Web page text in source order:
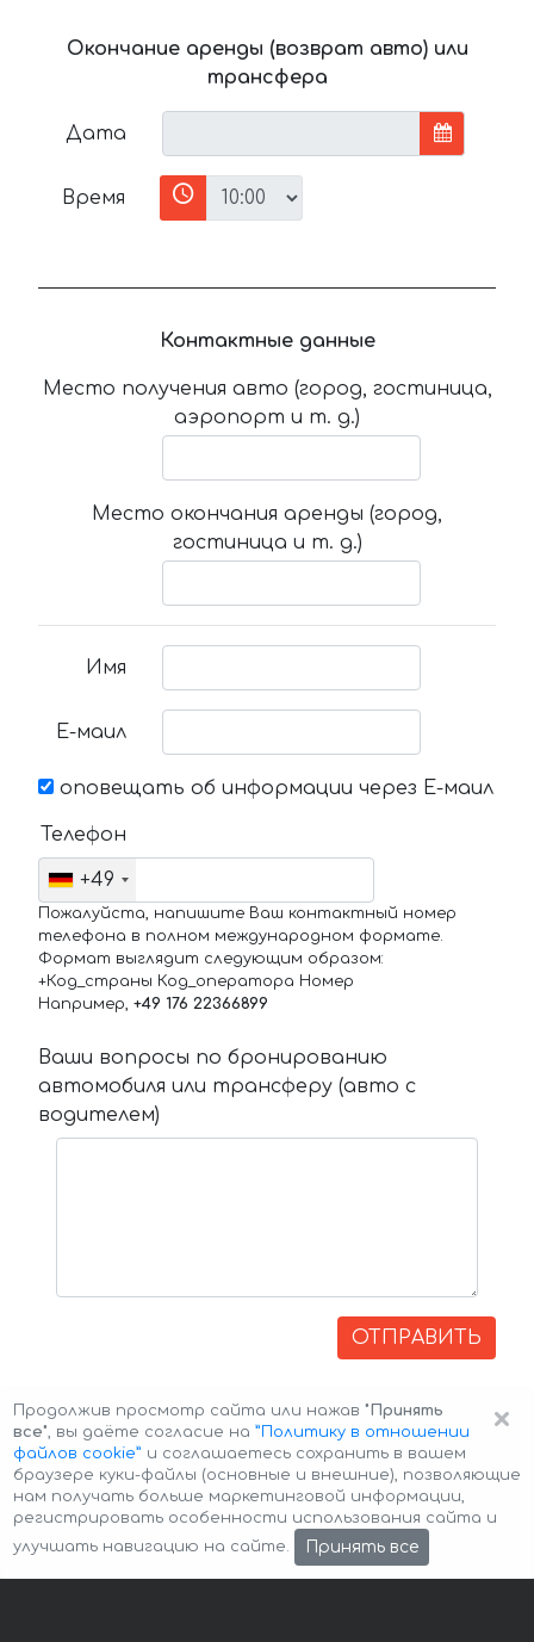
Окончание аренды (возврат авто) или
трансфера
Дата
Время
Контактные данные
Место получения авто (город, гостиница,
аэропорт и т. д.)
Место окончания аренды (город,
гостиница и т. д.)
Имя
Е-маил
оповещать об информации через Е-маил
Телефон
+49
Пожалуйста, напишите Ваш контактный номер
телефона в полном международном формате.
Формат выглядит следующим образом:
+Код_страны Код_оператора Номер
Например, +49 176 22366899
Ваши вопросы по бронированию
автомобиля или трансферу (авто с
водителем)
ОТПРАВИТЬ
Авторские права © 2026 Авто-Аренда Cookie Policy
×
Продолжив просмотр сайта или нажав "Принять
все", вы даёте согласие на ”Политику в отношении
файлов cookie” и соглашаетесь сохранить в вашем
браузере куки-файлы (основные и внешние), позволяющие
нам получать больше маркетинговой информации,
регистрировать особенности использования сайта и
улучшать навигацию на сайте.
Принять все